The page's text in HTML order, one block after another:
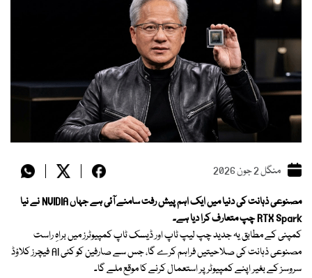
منگل 2 جون 2026
مصنوعی ذہانت کی دنیا میں ایک اہم پیش رفت سامنے آئی ہے جہاں NVIDIA نے نیا
RTX Spark چپ متعارف کرا دیا ہے۔
کمپنی کے مطابق یہ جدید چپ لیپ ٹاپ اور ڈیسک ٹاپ کمپیوٹرز میں براہِ راست
مصنوعی ذہانت کی صلاحیتیں فراہم کرے گا، جس سے صارفین کو کئی AI فیچرز کلاؤڈ
سروسز کے بغیر اپنے کمپیوٹر پر استعمال کرنے کا موقع ملے گا۔